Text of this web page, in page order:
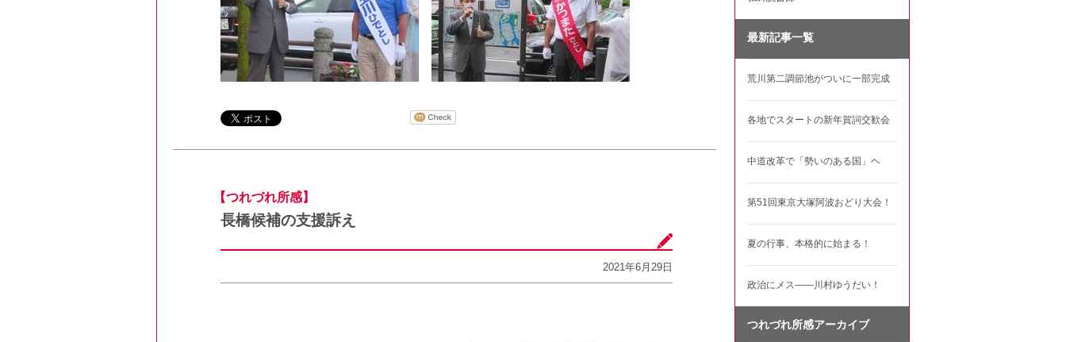
【つれづれ所感】
長橋候補の支援訴え
2021年6月29日
最新記事一覧
荒川第二調節池がついに一部完成
各地でスタートの新年賀詞交歓会
中道改革で「勢いのある国」ヘ
第51回東京大塚阿波おどり大会！
夏の行事、本格的に始まる！
政治にメス――川村ゆうだい！
つれづれ所感アーカイブ